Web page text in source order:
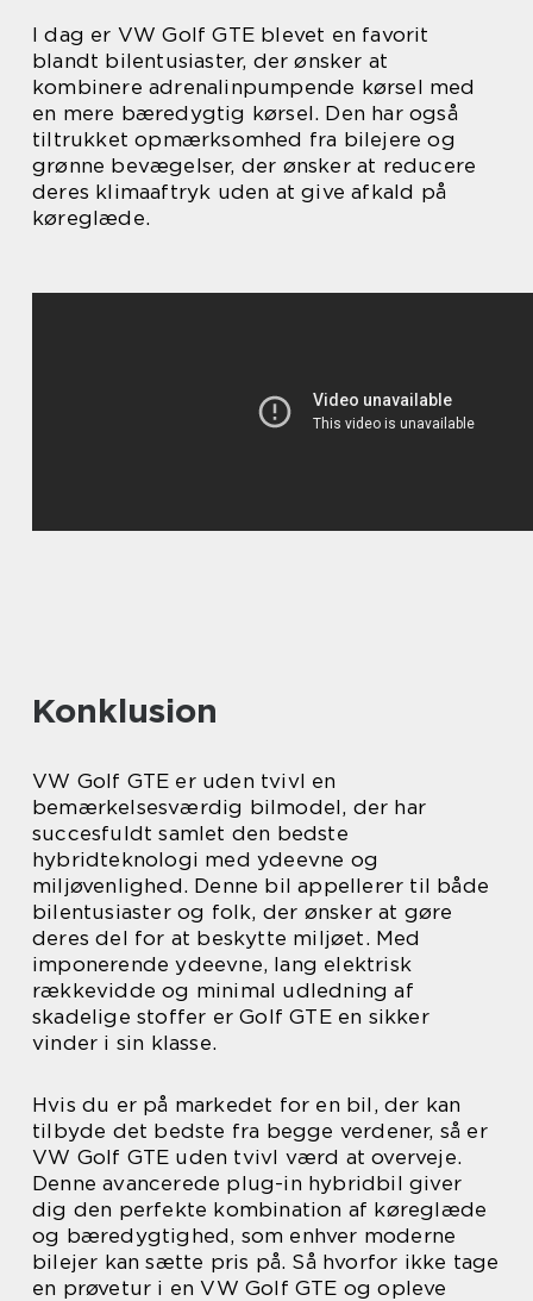
I dag er VW Golf GTE blevet en favorit
blandt bilentusiaster, der ønsker at
kombinere adrenalinpumpende kørsel med
en mere bæredygtig kørsel. Den har også
tiltrukket opmærksomhed fra bilejere og
grønne bevægelser, der ønsker at reducere
deres klimaaftryk uden at give afkald på
køreglæde.
Konklusion
VW Golf GTE er uden tvivl en
bemærkelsesværdig bilmodel, der har
succesfuldt samlet den bedste
hybridteknologi med ydeevne og
miljøvenlighed. Denne bil appellerer til både
bilentusiaster og folk, der ønsker at gøre
deres del for at beskytte miljøet. Med
imponerende ydeevne, lang elektrisk
rækkevidde og minimal udledning af
skadelige stoffer er Golf GTE en sikker
vinder i sin klasse.
Hvis du er på markedet for en bil, der kan
tilbyde det bedste fra begge verdener, så er
VW Golf GTE uden tvivl værd at overveje.
Denne avancerede plug-in hybridbil giver
dig den perfekte kombination af køreglæde
og bæredygtighed, som enhver moderne
bilejer kan sætte pris på. Så hvorfor ikke tage
en prøvetur i en VW Golf GTE og opleve